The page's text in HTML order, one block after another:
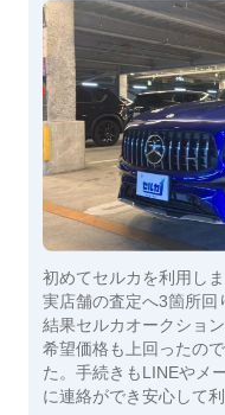
初めてセルカを利用しま
実店舗の査定へ3箇所回
結果セルカオークショ
希望価格も上回ったの
た。手続きもLINEやメ
に連絡ができ安心して